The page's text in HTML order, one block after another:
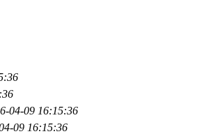
04-09 16:15:36
09 16:15:36